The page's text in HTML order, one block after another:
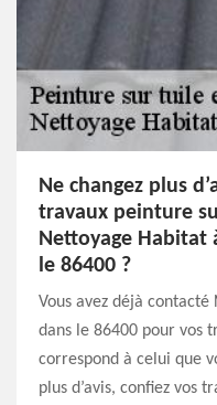
Ne changez plus
travaux peinture
Nettoyage Habitat
le 86400 ?
Vous avez déjà
dans le 86400 pour vos
correspond à celui que
plus d’avis, confiez vos